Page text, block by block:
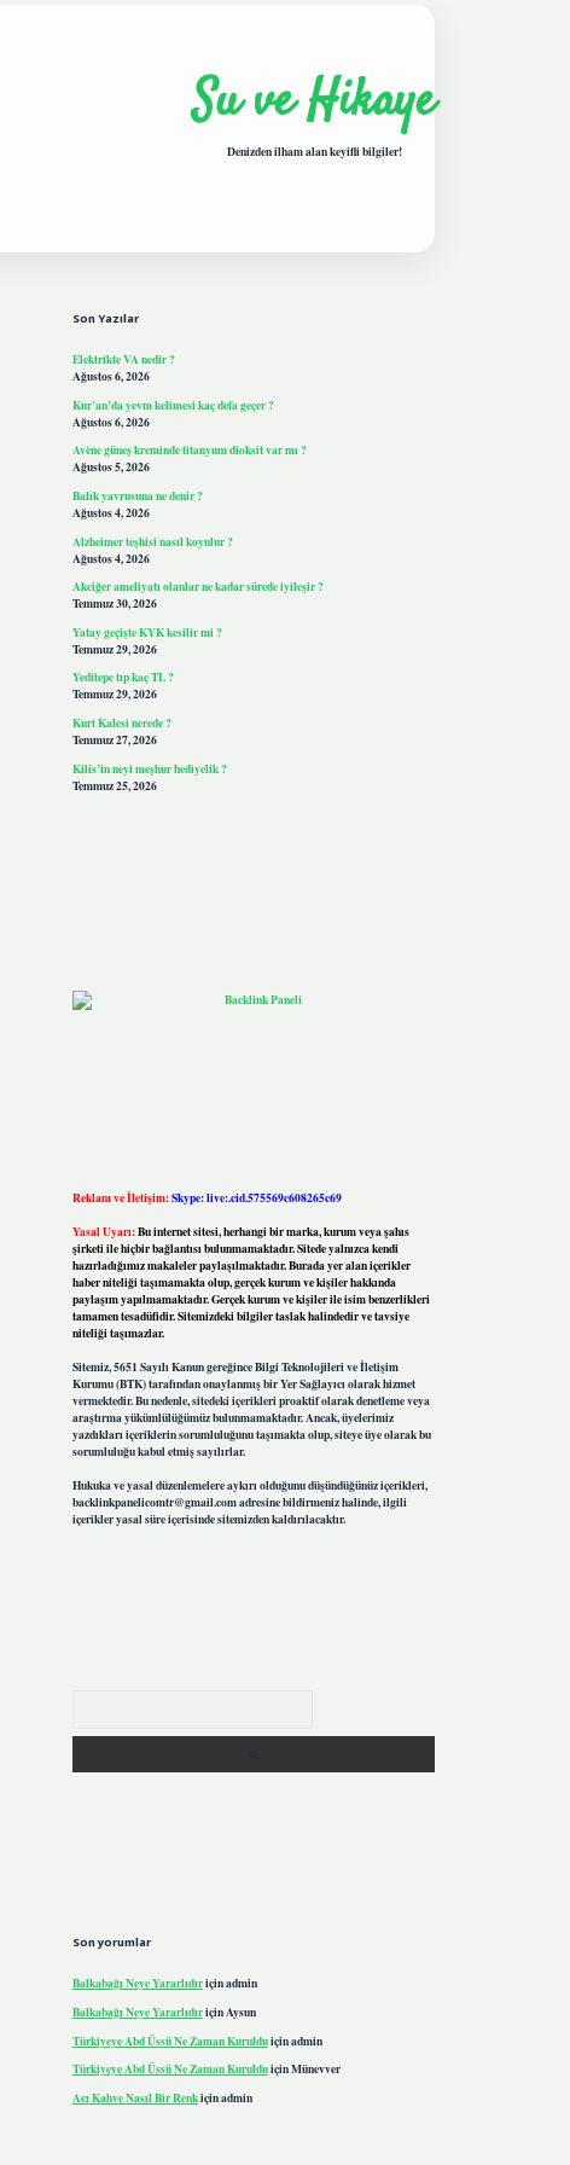
Su ve Hikaye
Denizden ilham alan keyifli bilgiler!
Son Yazılar
Elektrikte VA nedir ?
Ağustos 6, 2026
Kur’an’da yevm kelimesi kaç defa geçer ?
Ağustos 6, 2026
Avène güneş kreminde titanyum dioksit var mı ?
Ağustos 5, 2026
Balık yavrusuna ne denir ?
Ağustos 4, 2026
Alzheimer teşhisi nasıl koyulur ?
Ağustos 4, 2026
Akciğer ameliyatı olanlar ne kadar sürede iyileşir ?
Temmuz 30, 2026
Yatay geçişte KYK kesilir mi ?
Temmuz 29, 2026
Yeditepe tıp kaç TL ?
Temmuz 29, 2026
Kurt Kalesi nerede ?
Temmuz 27, 2026
Kilis’in neyi meşhur hediyelik ?
Temmuz 25, 2026
Reklam ve İletişim:Skype: live:.cid.575569c608265c69
Yasal Uyarı:Bu internet sitesi, herhangi bir marka, kurum veya şahıs
şirketi ile hiçbir bağlantısı bulunmamaktadır. Sitede yalnızca kendi
hazırladığımız makaleler paylaşılmaktadır. Burada yer alan içerikler
haber niteliği taşımamakta olup, gerçek kurum ve kişiler hakkında
paylaşım yapılmamaktadır. Gerçek kurum ve kişiler ile isim benzerlikleri
tamamen tesadüfidir. Sitemizdeki bilgiler taslak halindedir ve tavsiye
niteliği taşımazlar.
Sitemiz, 5651 Sayılı Kanun gereğince Bilgi Teknolojileri ve İletişim
Kurumu (BTK) tarafından onaylanmış bir Yer Sağlayıcı olarak hizmet
vermektedir. Bu nedenle, sitedeki içerikleri proaktif olarak denetleme veya
araştırma yükümlülüğümüz bulunmamaktadır. Ancak, üyelerimiz
yazdıkları içeriklerin sorumluluğunu taşımakta olup, siteye üye olarak bu
sorumluluğu kabul etmiş sayılırlar.
Hukuka ve yasal düzenlemelere aykırı olduğunu düşündüğünüz içerikleri,
backlinkpanelicomtr@gmail.comadresine bildirmeniz halinde, ilgili
içerikler yasal süre içerisinde sitemizden kaldırılacaktır.
Son yorumlar
Balkabağı Neye Yararlıdıriçinadmin
Balkabağı Neye YararlıdıriçinAysun
Türkiyeye Abd Üssü Ne Zaman Kurulduiçinadmin
Türkiyeye Abd Üssü Ne Zaman KurulduiçinMünevver
Acı Kahve Nasıl Bir Renkiçinadmin